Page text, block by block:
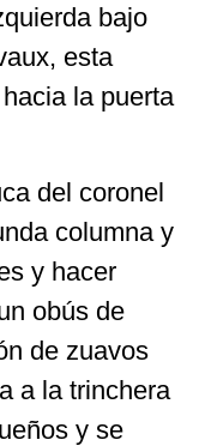
bajo
esta
la puerta
del coronel
columna y
y hacer
obús de
de zuavos
a la trinchera
y se